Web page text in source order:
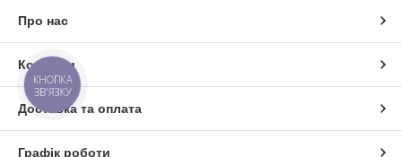
Про нас
Контакти
Доставка та оплата
Графік роботи
КНОПКА
ЗВ'ЯЗКУ